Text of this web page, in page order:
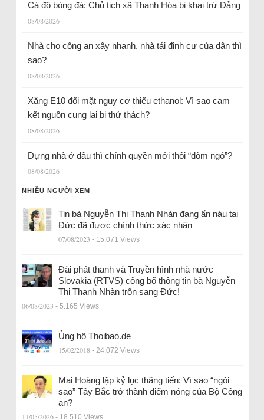
Cá độ bóng đá: Chủ tịch xã Thanh Hóa bị khai trừ Đảng
08/08/2026
Nhà cho công an xây nhanh, nhà tái định cư của dân thì
sao?
08/08/2026
Xăng E10 đối mặt nguy cơ thiếu ethanol: Vì sao cam
kết nguồn cung lại bị thử thách?
08/08/2026
Dựng nhà ở đâu thì chính quyền mới thôi “dòm ngó”?
08/08/2026
NHIỀU NGƯỜI XEM
Tin bà Nguyễn Thị Thanh Nhàn đang ẩn náu tại
Đức đã được chính thức xác nhận
07/08/2023 - 15.071 Views
Đài phát thanh và Truyền hình nhà nước
Slovakia (RTVS) công bố thông tin bà Nguyễn
Thị Thanh Nhàn trốn sang Đức!
06/08/2023 - 5.165 Views
Ủng hộ Thoibao.de
15/02/2018 - 24.072 Views
Mai Hoàng lập kỷ lục thăng tiến: Vì sao “ngôi
sao” Tây Bắc trở thành điểm nóng của Bộ Công
an?
11/05/2026 - 18.510 Views